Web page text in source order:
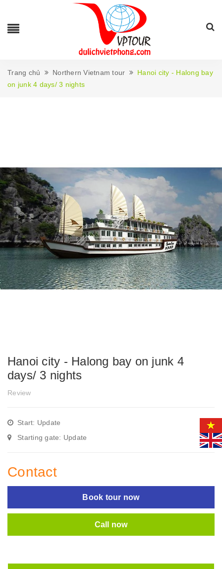
Trang chủ Northern Vietnam tour
Hanoi city - Halong bay
on junk 4 days/ 3 nights
Hanoi city - Halong bay on junk 4
days/ 3 nights
Review
Start: Update
Starting gate: Update
Contact
Book tour now
Call now